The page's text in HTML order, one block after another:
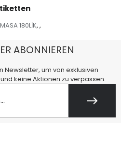
180LİK, ,
ABONNIEREN
Newsletter, um von exklusiven
keine Aktionen zu verpassen.